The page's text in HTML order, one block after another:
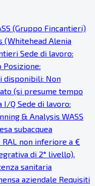
(Gruppo Fincantieri)
(Whitehead Alenia
Sede di lavoro:
Posizione:
disponibili: Non
(si presume tempo
Q Sede di lavoro:
& Analysis WASS
subacquea
non inferiore a €
di 2° livello),
sanitaria
aziendale Requisiti